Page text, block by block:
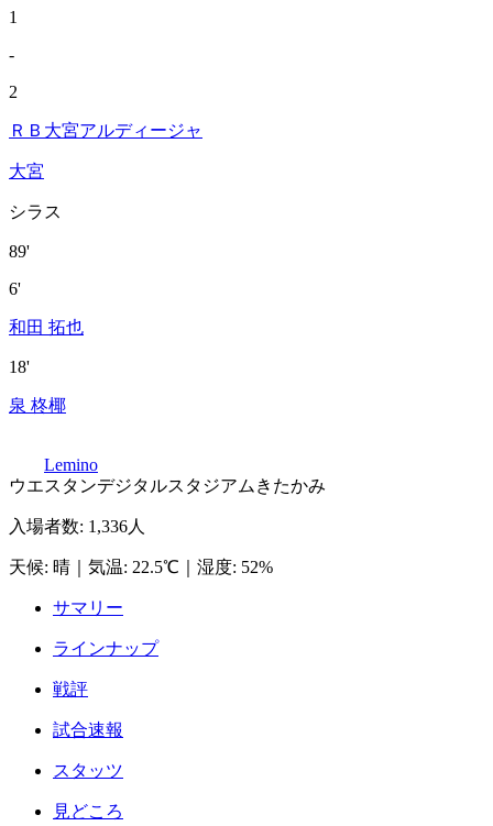
1
-
2
ＲＢ大宮アルディージャ
大宮
シラス
89'
6'
和田 拓也
18'
泉 柊椰
Lemino
ウエスタンデジタルスタジアムきたかみ
入場者数: 1,336人
天候: 晴 気温: 22.5℃ 湿度: 52%
サマリー
ラインナップ
戦評
試合速報
スタッツ
見どころ